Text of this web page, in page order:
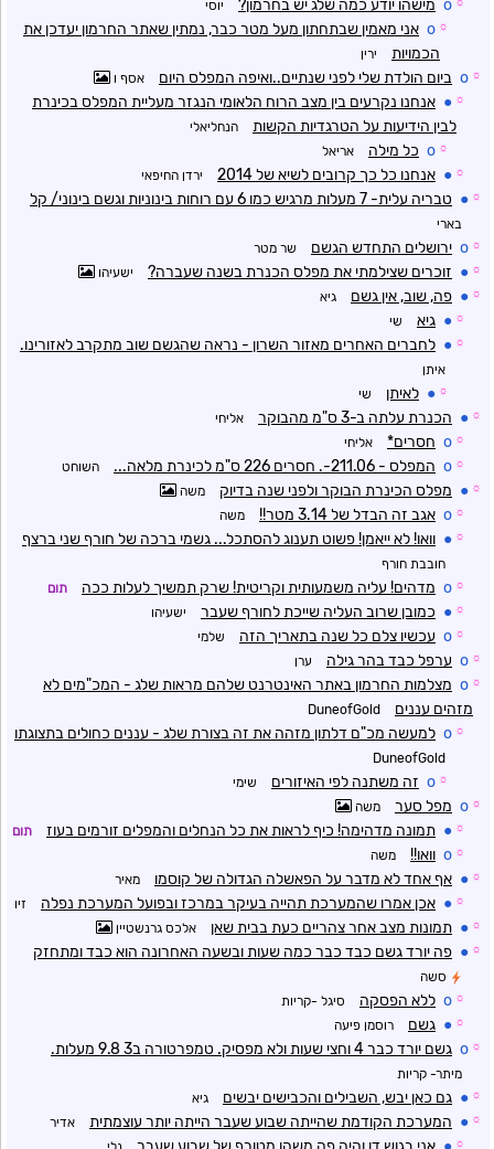
o מישהו יודע כמה שלג יש בחרמון? יוסי
☼
o אני מאמין שבתחתון מעל מטר כבר, נמתין שאתר החרמון יעדכן את
הכמויות
ירין
☼
o ביום הולדת שלי לפני שנתיים..ואיפה המפלס היום אסף ו
☼
● אנחנו נקרעים בין מצב הרוח הלאומי הנגזר מעליית המפלס בכינרת
לבין הידיעות על הטרגדיות הקשות
הנחליאלי
☼
o כל מילה אריאל
☼
● אנחנו כל כך קרובים לשיא של 2014 ירדן החיפאי
☼
● טבריה עלית- 7 מעלות מרגיש כמו 6 עם רוחות בינוניות וגשם בינוני/ קל
בארי
☼
o ירושלים התחדש הגשם שר מטר
☼
● זוכרים שצילמתי את מפלס הכנרת בשנה שעברה? ישעיהו
☼
● פה, שוב, אין גשם גיא
☼
● גיא שי
☼
● לחברים האחרים מאזור השרון - נראה שהגשם שוב מתקרב לאזורינו.
איתן
☼
● לאיתן שי
☼
● הכנרת עלתה ב-3 ס"מ מהבוקר אליחי
☼
o חסרים* אליחי
☼
o המפלס - 211.06-. חסרים 226 ס"מ לכינרת מלאה... השוחט
☼
● מפלס הכינרת הבוקר ולפני שנה בדיוק משה
☼
o אגב זה הבדל של 3.14 מטר!! משה
☼
● וואו! לא ייאמן! פשוט תענוג להסתכל... גשמי ברכה של חורף שני ברצף
חובבת חורף
☼
o מדהים! עליה משמעותית וקריטית! שרק תמשיך לעלות ככה תום
☼
● כמובן שרוב העליה שייכת לחורף שעבר ישעיהו
☼
o עכשיו צלם כל שנה בתאריך הזה שלמי
☼
o ערפל כבד בהר גילה ערן
☼
o מצלמות החרמון באתר האינטרנט שלהם מראות שלג - המכ"מים לא
מזהים עננים
DuneofGold
☼
o למעשה מכ"ם דלתון מזהה את זה בצורת שלג - עננים כחולים בתצוגתו
DuneofGold
☼
o זה משתנה לפי האיזורים שימי
☼
o מפל סער משה
☼
● תמונה מדהימה! כיף לראות את כל הנחלים והמפלים זורמים בעוז תום
☼
o וואו!! משה
☼
● אף אחד לא מדבר על הפאשלה הגדולה של קוסמו מאיר
☼
● אכן אמרו שהמערכת תהייה בעיקר במרכז ובפועל המערכת נפלה זיו
☼
● תמונות מצב אחר צהריים כעת בבית שאן אלכס גרנשטיין
☼
● פה יורד גשם כבד כבר כמה שעות ובשעה האחרונה הוא כבד ומתחזק
סשה
☼
o ללא הפסקה סיגל -קריות
☼
● גשם רוסמן פיעה
☼
o גשם יורד כבר 4 וחצי שעות ולא מפסיק. טמפרטורה ב3 9.8 מעלות.
מיתר- קריות
☼
● גם כאן יבש, השבילים והכבישים יבשים גיא
☼
● המערכת הקודמת שהייתה שבוע שעבר הייתה יותר עוצמתית אדיר
☼